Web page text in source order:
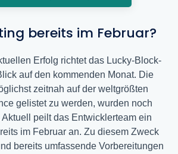
bereits im Februar?
Erfolg richtet das Lucky-Block-
auf den kommenden Monat. Die
zeitnah auf der weltgrößten
gelistet zu werden, wurden noch
peilt das Entwicklerteam ein
im Februar an. Zu diesem Zweck
bereits umfassende Vorbereitungen